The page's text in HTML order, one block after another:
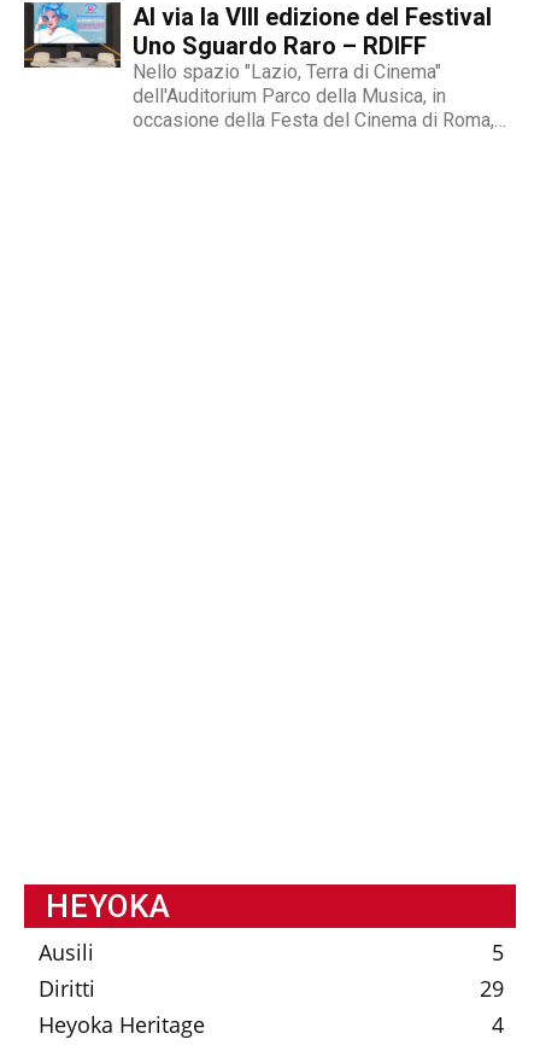
festival cinematografico dedicato al tema
delle malattie...
Al via la VIII edizione del Festival
Uno Sguardo Raro – RDIFF
Nello spazio "Lazio, Terra di Cinema"
dell'Auditorium Parco della Musica, in
occasione della Festa del Cinema di Roma,
HEYOKA
Ausili
5
Diritti
29
Heyoka Heritage
4